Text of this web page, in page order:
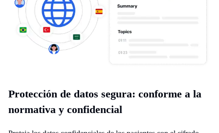
Protección de datos segura: conforme a la
normativa y confidencial